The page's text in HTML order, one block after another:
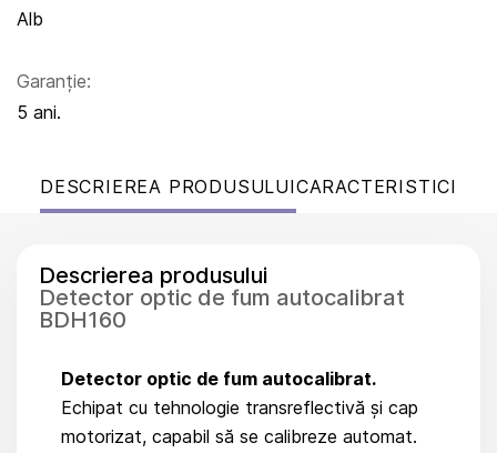
Alb
Garanție:
5 ani.
DESCRIEREA PRODUSULUICARACTERISTICI
Descrierea produsului
Detector optic de fum autocalibrat
BDH160
Detector optic de fum autocalibrat.
Echipat cu tehnologie transreflectivă și cap
motorizat, capabil să se calibreze automat.